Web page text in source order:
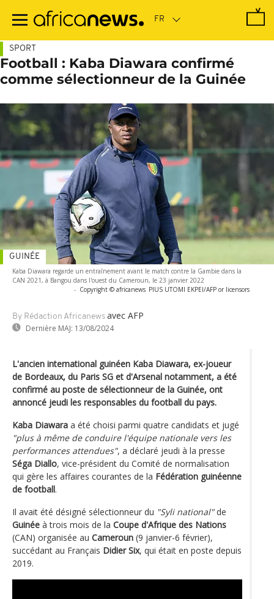
contenu
SPORT
Football : Kaba Diawara confirmé
comme sélectionneur de la Guinée
Kaba Diawara regarde un entraînement avant le match contre la Gambie dans la
CAN 2021, à Bangou dans l'ouest du Cameroun, le 23 janvier 2022
- Copyright © africanews PIUS UTOMI EKPEI/AFP or licensors
By Rédaction Africanews avec AFP
Dernière MAJ: 13/08/2024
GUINÉE
L'ancien international guinéen Kaba Diawara, ex-joueur
de Bordeaux, du Paris SG et d'Arsenal notamment, a été
confirmé au poste de sélectionneur de la Guinée, ont
annoncé jeudi les responsables du football du pays.
Kaba Diawara a été choisi parmi quatre candidats et jugé
"plus à même de conduire l'équipe nationale vers les
performances attendues", a déclaré jeudi à la presse
Séga Diallo, vice-président du Comité de normalisation
qui gère les affaires courantes de la Fédération guinéenne
de football.
Il avait été désigné sélectionneur du "Syli national"de
Guinée à trois mois de la Coupe d'Afrique des Nations
(CAN) organisée au Cameroun (9 janvier-6 février),
succédant au Français Didier Six, qui était en poste depuis
2019.